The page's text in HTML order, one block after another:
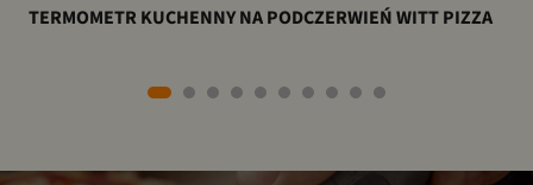
TERMOMETR KUCHENNY NA PODCZERWIEŃ WITT PIZZA